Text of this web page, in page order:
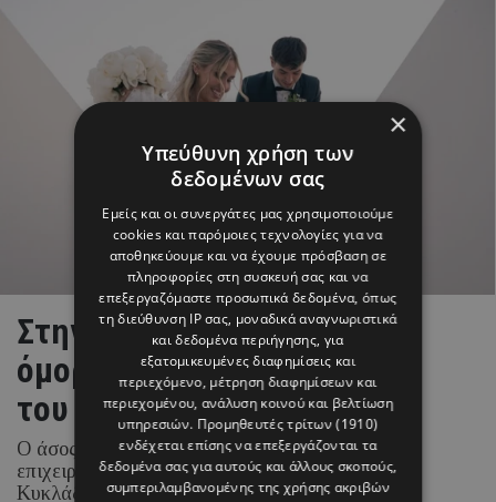
Στην Πάρο γράφτηκε το πιο
όμορφο κεφάλαιο της ζωής
του Brahim Díaz
Ο άσος της Real Madrid και η Ισπανίδα
επιχειρηματίας και content creator επέλεξαν τις
Κυκλάδες για την ιδιαίτερη αυτή περίσταση.
×
Υπεύθυνη χρήση των
δεδομένων σας
Εμείς και οι συνεργάτες μας χρησιμοποιούμε
cookies και παρόμοιες τεχνολογίες για να
αποθηκεύουμε και να έχουμε πρόσβαση σε
πληροφορίες στη συσκευή σας και να
επεξεργαζόμαστε προσωπικά δεδομένα, όπως
τη διεύθυνση IP σας, μοναδικά αναγνωριστικά
και δεδομένα περιήγησης, για
εξατομικευμένες διαφημίσεις και
περιεχόμενο, μέτρηση διαφημίσεων και
περιεχομένου, ανάλυση κοινού και βελτίωση
υπηρεσιών. Προμηθευτές τρίτων (1910)
ενδέχεται επίσης να επεξεργάζονται τα
δεδομένα σας για αυτούς και άλλους σκοπούς,
συμπεριλαμβανομένης της χρήσης ακριβών